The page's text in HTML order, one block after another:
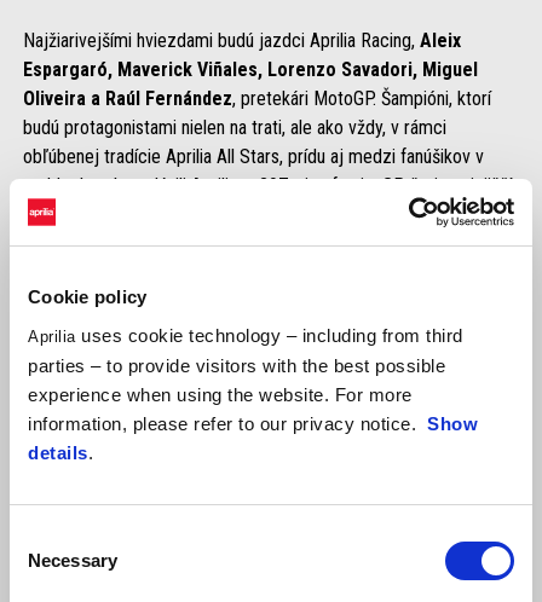
Cookie policy
Aprilia uses cookie technology – including from third
parties – to provide visitors with the best possible
experience when using the website. For more
information, please refer to our privacy notice. Show
details.
Selection
Necessary
Najžiarivejšími hviezdami budú jazdci Aprilia Racing, Aleix
Espargaró, Maverick Viñales, Lorenzo Savadori, Miguel
Oliveira a Raúl Fernández, pretekári MotoGP. Šampióni, ktorí
budú protagonistami nielen na trati, ale ako vždy, v rámci
obľúbenej tradície Aprilia All Stars, prídu aj medzi fanúšikov v
paddocku, aby oslávili Apriliu, s 297 triumfami v GP, čo je najväčší
počet víťazstiev v majstrovstvách sveta z európskych značiek.
Spolu s nimi budú v paddocku aj všetci velikáni histórie značky
Biaggim